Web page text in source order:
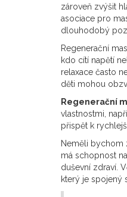
zároveň zvýšit
asociace pro
dlouhodobý
Regenerační
kdo cítí napětí
relaxace často
děti mohou
Regenerační
vlastnostmi,
přispět k
Neměli bychom
má schopnost
duševní zdraví.
který je spojený